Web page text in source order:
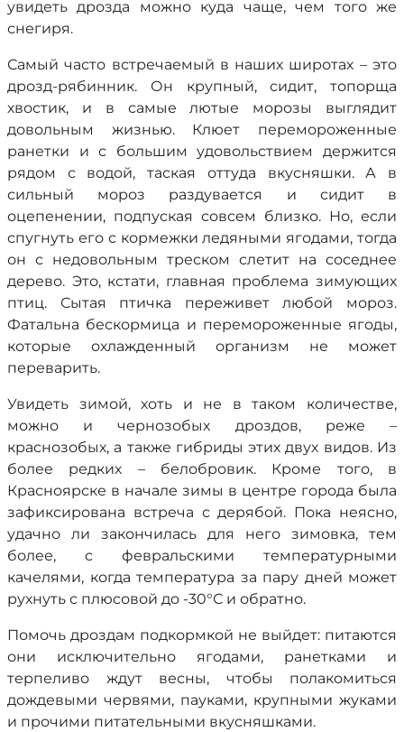
увидеть дрозда можно куда чаще, чем того же
снегиря.
Самый часто встречаемый в наших широтах – это
дрозд-рябинник. Он крупный, сидит, топорща
хвостик, и в самые лютые морозы выглядит
довольным жизнью. Клюет перемороженные
ранетки и с большим удовольствием держится
рядом с водой, таская оттуда вкусняшки. А в
сильный мороз раздувается и сидит в
оцепенении, подпуская совсем близко. Но, если
спугнуть его с кормежки ледяными ягодами, тогда
он с недовольным треском слетит на соседнее
дерево. Это, кстати, главная проблема зимующих
птиц. Сытая птичка переживет любой мороз.
Фатальна бескормица и перемороженные ягоды,
которые охлажденный организм не может
переварить.
Увидеть зимой, хоть и не в таком количестве,
можно и чернозобых дроздов, реже –
краснозобых, а также гибриды этих двух видов. Из
более редких – белобровик. Кроме того, в
Красноярске в начале зимы в центре города была
зафиксирована встреча с дерябой. Пока неясно,
удачно ли закончилась для него зимовка, тем
более, с февральскими температурными
качелями, когда температура за пару дней может
рухнуть с плюсовой до -30°С и обратно.
Помочь дроздам подкормкой не выйдет: питаются
они исключительно ягодами, ранетками и
терпеливо ждут весны, чтобы полакомиться
дождевыми червями, пауками, крупными жуками
и прочими питательными вкусняшками.